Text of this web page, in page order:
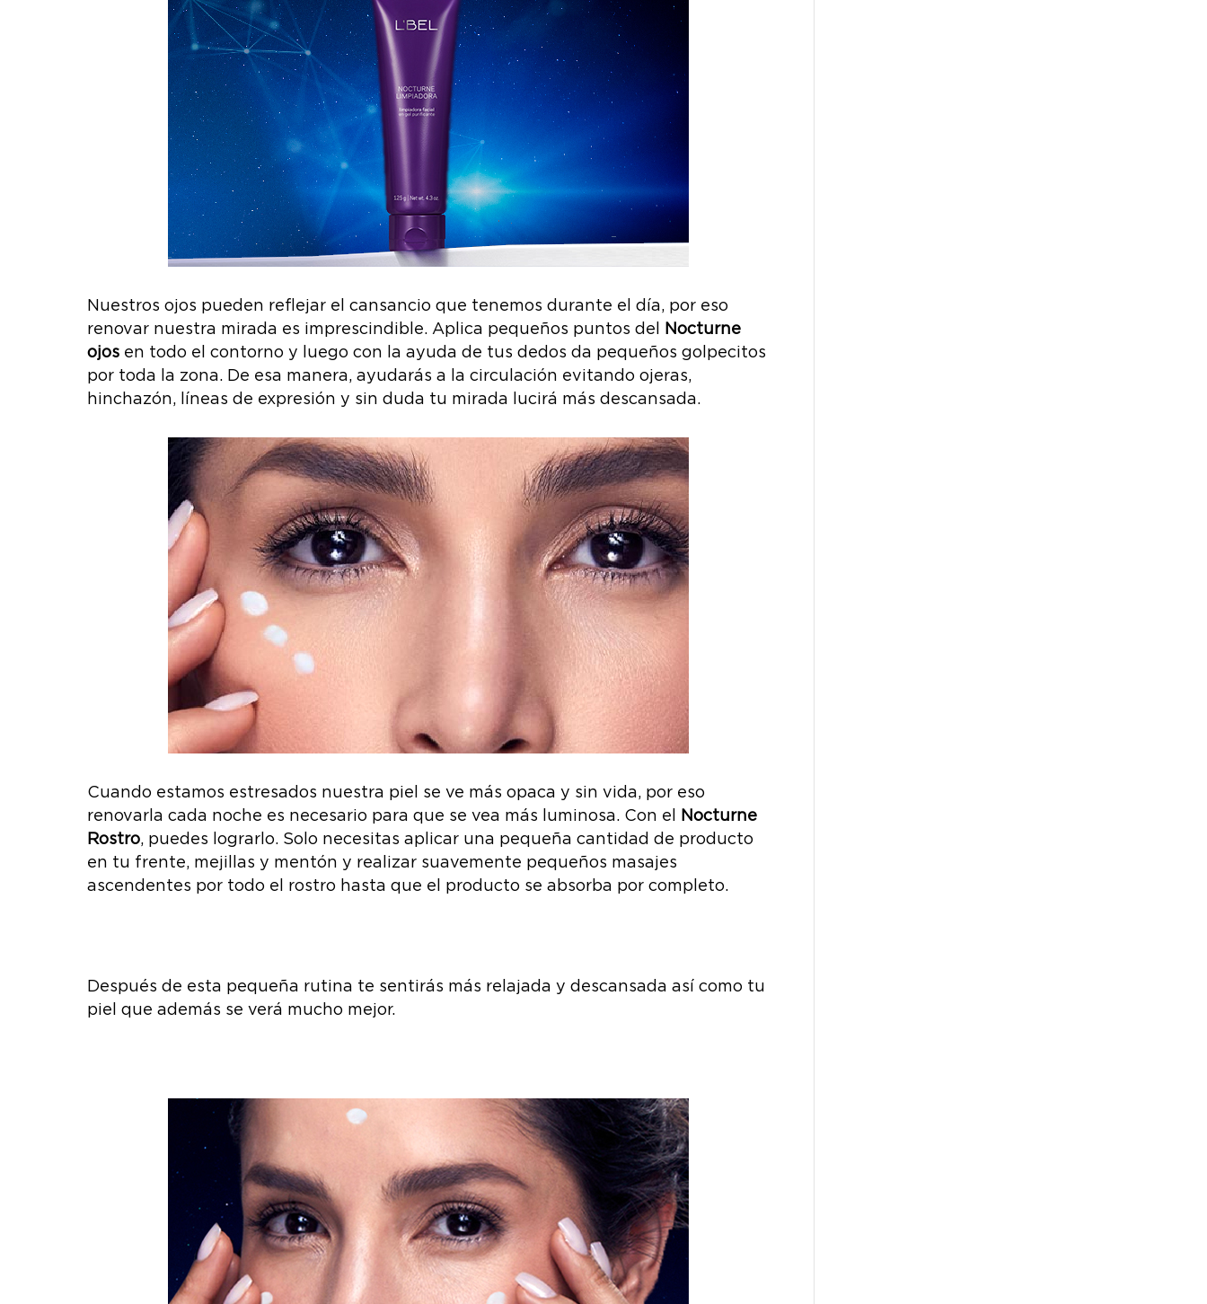
Nuestros ojos pueden reflejar el cansancio que tenemos durante el día, por eso
renovar nuestra mirada es imprescindible. Aplica pequeños puntos del
Nocturne
ojos en todo el contorno y luego con la ayuda de tus dedos da pequeños golpecitos
por toda la zona. De esa manera, ayudarás a la circulación evitando ojeras,
hinchazón, líneas de expresión y sin duda tu mirada lucirá más descansada.
Cuando estamos estresados nuestra piel se ve más opaca y sin vida, por eso
renovarla cada noche es necesario para que se vea más luminosa. Con el Nocturne
Rostro, puedes lograrlo. Solo necesitas aplicar una pequeña cantidad de producto
en tu frente, mejillas y mentón y realizar suavemente pequeños masajes
ascendentes por todo el rostro hasta que el producto se absorba por completo.
Después de esta pequeña rutina te sentirás más relajada y descansada así como tu
piel que además se verá mucho mejor.